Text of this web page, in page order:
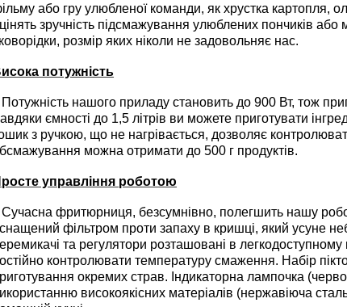
або гру улюбленої команди, як хрустка картопля,
зручність підсмажування улюблених пончиків або
розмір яких ніколи не задовольняє нас.
потужність
нашого приладу становить до 900 Вт, тож
ємності до 1,5 літрів ви можете приготувати
з ручкою, що не нагрівається, дозволяє
можна отримати до 500 г продуктів.
управління роботою
фритюрниця, безсумнівно, полегшить нашу
фільтром проти запаху в кришці, який усуне
та регулятори розташовані в
контролювати температуру смаження. Набір
окремих страв. Індикаторна лампочка
високоякісних матеріалів (нержавіюча